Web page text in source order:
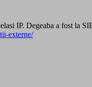
IP. Degeaba a fost la
externe/